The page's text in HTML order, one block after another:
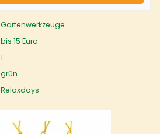
Gartenwerkzeuge
bis 15 Euro
1
grün
Relaxdays